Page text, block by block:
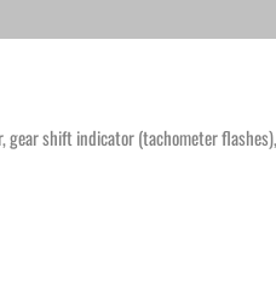
shift indicator (tachometer